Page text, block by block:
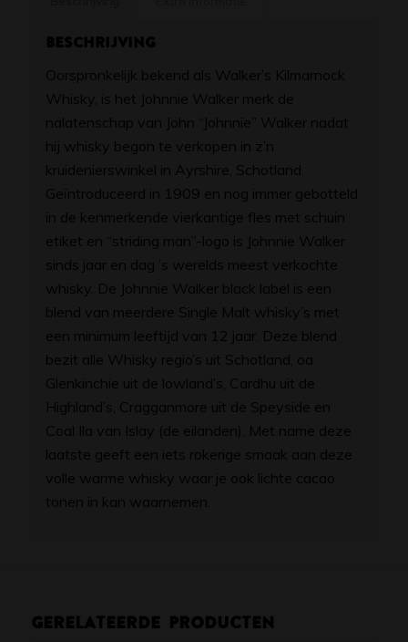
Beschrijving
Oorspronkelijk bekend als Walker’s Kilmarnock
Whisky, is het Johnnie Walker merk de
nalatenschap van John “Johnnie” Walker nadat
hij whisky begon te verkopen in z’n
kruidenierswinkel in Ayrshire, Schotland.
Geïntroduceerd in 1909 en nog immer gebotteld
in de kenmerkende vierkantige fles met schuin
etiket en “striding man”-logo is Johnnie Walker
sinds jaar en dag ’s werelds meest verkochte
whisky. De Johnnie Walker black label is een
blend van meerdere Single Malt whisky’s met
een minimum leeftijd van 12 jaar. Deze blend
bezit alle Whisky regio’s uit Schotland, oa
Glenkinchie uit de lowland’s, Cardhu uit de
Highland’s, Cragganmore uit de Speyside en
Coal Ila van Islay (de eilanden). Met name deze
laatste geeft een iets rokerige smaak aan deze
volle warme whisky waar je ook lichte cacao
tonen in kan waarnemen.
Gerelateerde producten